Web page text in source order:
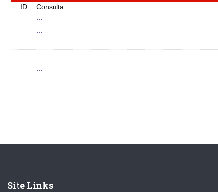
ID
Consulta
Site Links